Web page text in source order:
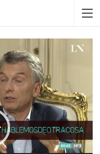
“No vamos a aceptar que